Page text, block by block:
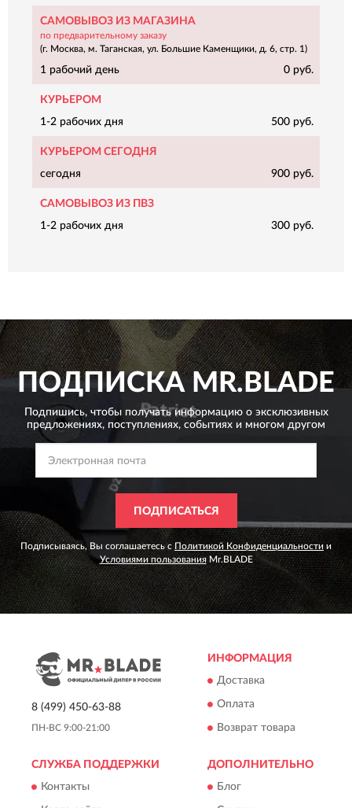
САМОВЫВОЗ ИЗ МАГАЗИНА
по предварительному заказу
(г. Москва, м. Таганская, ул. Большие Каменщики, д. 6, стр. 1)
1 рабочий день 0 руб.
КУРЬЕРОМ
1-2 рабочих дня
500 руб.
КУРЬЕРОМ СЕГОДНЯ
сегодня
900 руб.
САМОВЫВОЗ ИЗ ПВЗ
1-2 рабочих дня
300 руб.
ПОДПИСКАMR.BLADE
Подпишись, чтобы получать информацию о эксклюзивных
предложениях, поступлениях, событиях и многом другом
ПОДПИСАТЬСЯ
Подписываясь, Вы соглашаетесь сПолитикой Конфиденциальности и
Условиями пользованияMr.BLADE
8 (499) 450-63-88
ПН-ВС 9:00-21:00
ИНФОРМАЦИЯ
Доставка
Оплата
Возврат товара
СЛУЖБА ПОДДЕРЖКИ
Контакты
ДОПОЛНИТЕЛЬНО
Блог